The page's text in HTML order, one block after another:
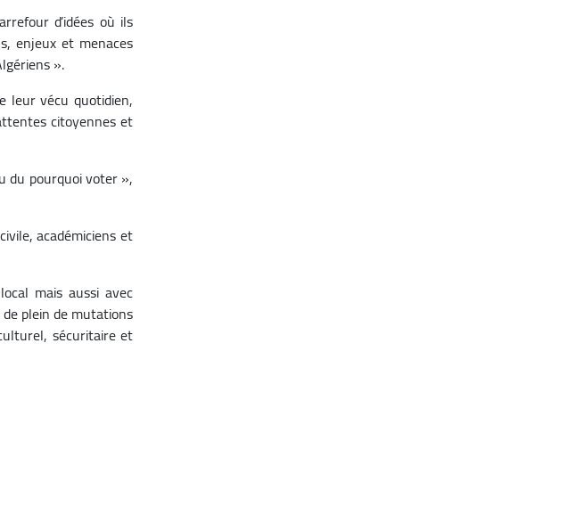
d’idées où ils
enjeux et menaces
».
leur vécu quotidien,
citoyennes et
du pourquoi voter »,
académiciens et
mais aussi avec
plein de mutations
sécuritaire et